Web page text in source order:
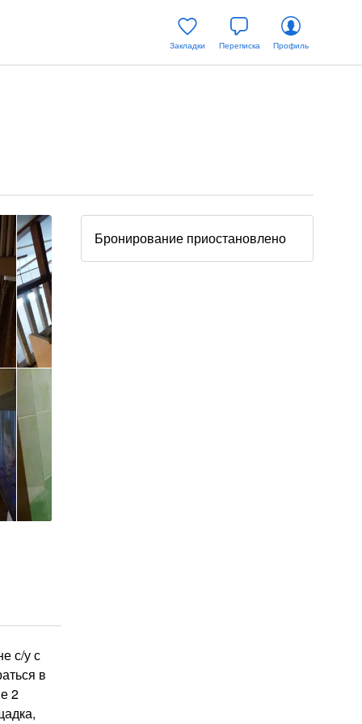
Закладки Переписка Профиль
Бронирование приостановлено
с/у с
в
2